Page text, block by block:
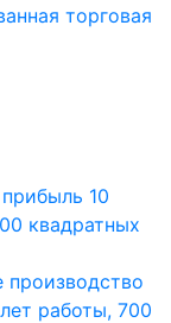
торговая
работы, 700